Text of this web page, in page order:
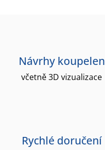
Návrhy koupelen
včetně 3D vizualizace
Rychlé doručení